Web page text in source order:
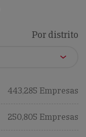
Por distrito
443,285 Empresas
250,805 Empresas